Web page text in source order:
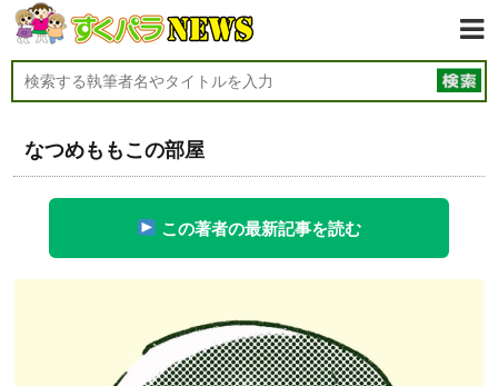
なつめももこの部屋
この著者の最新記事を読む